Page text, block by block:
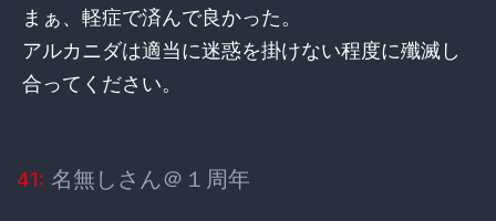
まぁ、軽症で済んで良かった。
アルカニダは適当に迷惑を掛けない程度に殲滅し
合ってください。
41: 名無しさん＠１周年